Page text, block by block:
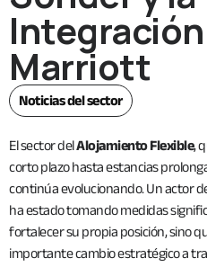
Marriott
Noticias del sector
El sector delAlojamiento Flexible,
corto plazo hasta estancias
continúa evolucionando. Un actor
ha estado tomando medidas
fortalecer su propia posición, sino
importante cambio estratégico a